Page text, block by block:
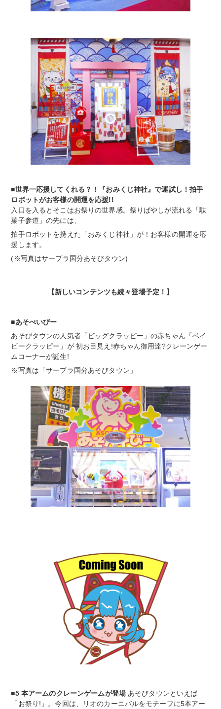
■世界一応援してくれる？！『おみくじ神社』で運試し！拍手
ロボットがお客様の開運を応援!!
入口を入るとそこはお祭りの世界感。祭りばやしが流れる「駄
菓子参道」の先には、
拍手ロボットを携えた「おみくじ神社」が！お客様の開運を応
援します。
(※写真はサープラ国分あそびタウン)
【新しいコンテンツも続々登場予定！】
■あそべいびー
あそびタウンの人気者「ビッグクラッピー」の赤ちゃん「ベイ
ビークラッピー」が 初お目見え!赤ちゃん御用達?クレーンゲー
ムコーナーが誕生!
※写真は「サープラ国分あそびタウン」
■5 本アームのクレーンゲームが登場 あそびタウンといえば
「お祭り!」。今回は、リオのカーニバルをモチーフに5本アー